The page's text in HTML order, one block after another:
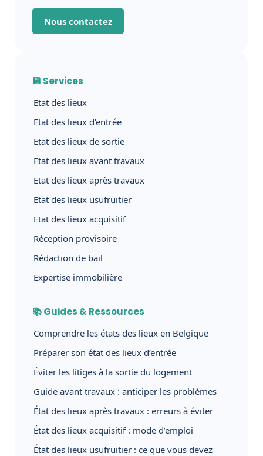
Nous contactez
💾 Services
Etat des lieux
Etat des lieux d’entrée
Etat des lieux de sortie
Etat des lieux avant travaux
Etat des lieux après travaux
Etat des lieux usufruitier
Etat des lieux acquisitif
Réception provisoire
Rédaction de bail
Expertise immobilière
📚 Guides & Ressources
Comprendre les états des lieux en Belgique
Préparer son état des lieux d’entrée
Éviter les litiges à la sortie du logement
Guide avant travaux : anticiper les problèmes
État des lieux après travaux : erreurs à éviter
État des lieux acquisitif : mode d’emploi
État des lieux usufruitier : ce que vous devez